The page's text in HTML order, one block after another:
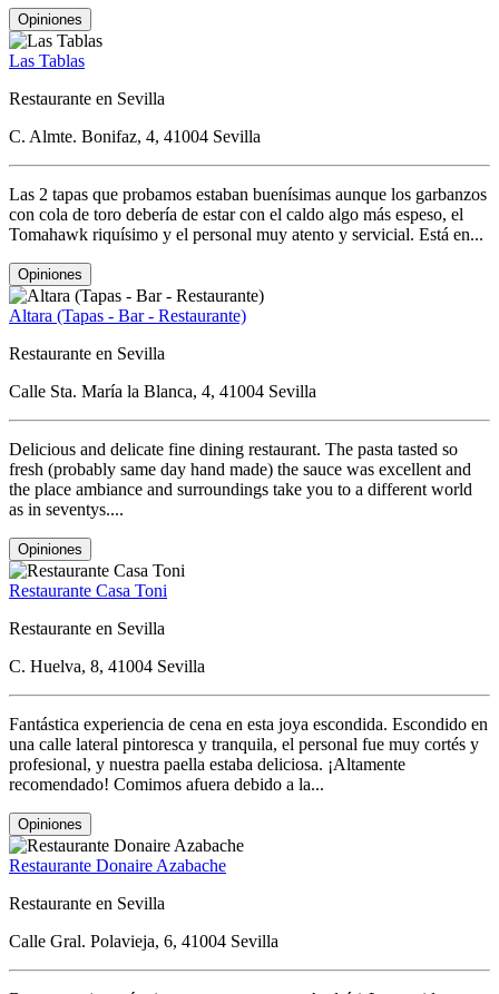
Opiniones
Las Tablas
Restaurante en Sevilla
C. Almte. Bonifaz, 4, 41004 Sevilla
Las 2 tapas que probamos estaban buenísimas aunque los garbanzos
con cola de toro debería de estar con el caldo algo más espeso, el
Tomahawk riquísimo y el personal muy atento y servicial. Está en...
Opiniones
Altara (Tapas - Bar - Restaurante)
Restaurante en Sevilla
Calle Sta. María la Blanca, 4, 41004 Sevilla
Delicious and delicate fine dining restaurant. The pasta tasted so
fresh (probably same day hand made) the sauce was excellent and
the place ambiance and surroundings take you to a different world
as in seventys....
Opiniones
Restaurante Casa Toni
Restaurante en Sevilla
C. Huelva, 8, 41004 Sevilla
Fantástica experiencia de cena en esta joya escondida. Escondido en
una calle lateral pintoresca y tranquila, el personal fue muy cortés y
profesional, y nuestra paella estaba deliciosa. ¡Altamente
recomendado! Comimos afuera debido a la...
Opiniones
Restaurante Donaire Azabache
Restaurante en Sevilla
Calle Gral. Polavieja, 6, 41004 Sevilla